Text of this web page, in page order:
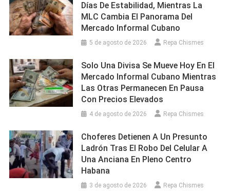
Días De Estabilidad, Mientras La
MLC Cambia El Panorama Del
Mercado Informal Cubano
5 de agosto de 2026 Repa Chismes
Solo Una Divisa Se Mueve Hoy En El
Mercado Informal Cubano Mientras
Las Otras Permanecen En Pausa
Con Precios Elevados
4 de agosto de 2026 Repa Chismes
Choferes Detienen A Un Presunto
Ladrón Tras El Robo Del Celular A
Una Anciana En Pleno Centro
Habana
3 de agosto de 2026 Repa Chismes